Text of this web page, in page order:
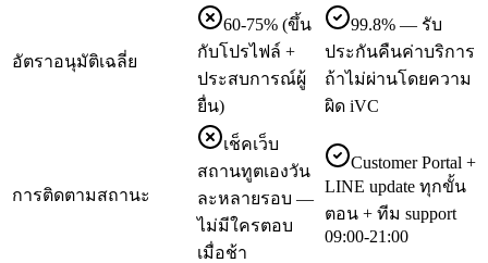
อัตราอนุมัติเฉลี่ย
60-75% (ขึ้น
กับโปรไฟล์ +
ประสบการณ์ผู้
ยื่น)
99.8% — รับ
ประกันคืนค่าบริการ
ถ้าไม่ผ่านโดยความ
ผิด iVC
การติดตามสถานะ
เช็คเว็บ
สถานทูตเองวัน
ละหลายรอบ —
ไม่มีใครตอบ
เมื่อช้า
Customer Portal +
LINE update ทุกขั้น
ตอน + ทีม support
09:00-21:00